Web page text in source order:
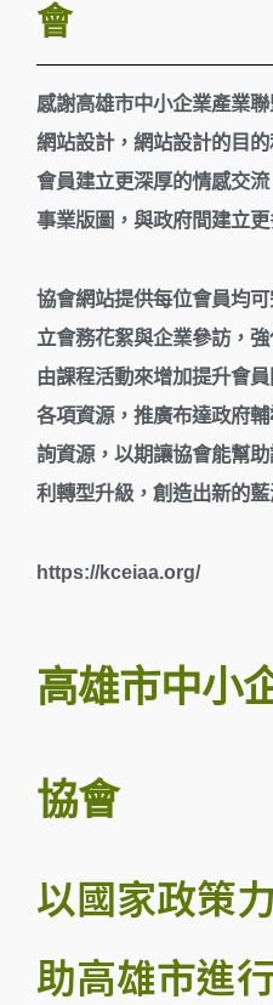
會
感謝高雄市中小企業產業
網站設計，網站設計的目
會員建立更深厚的情感交
事業版圖，與政府間建立
協會網站提供每位會員均
立會務花絮與企業參訪，
由課程活動來增加提升會
各項資源，推廣布達政府
詢資源，以期讓協會能幫
利轉型升級，創造出新的藍
https://kceiaa.org/
高雄市中小
協會
以國家政策
助高雄市進